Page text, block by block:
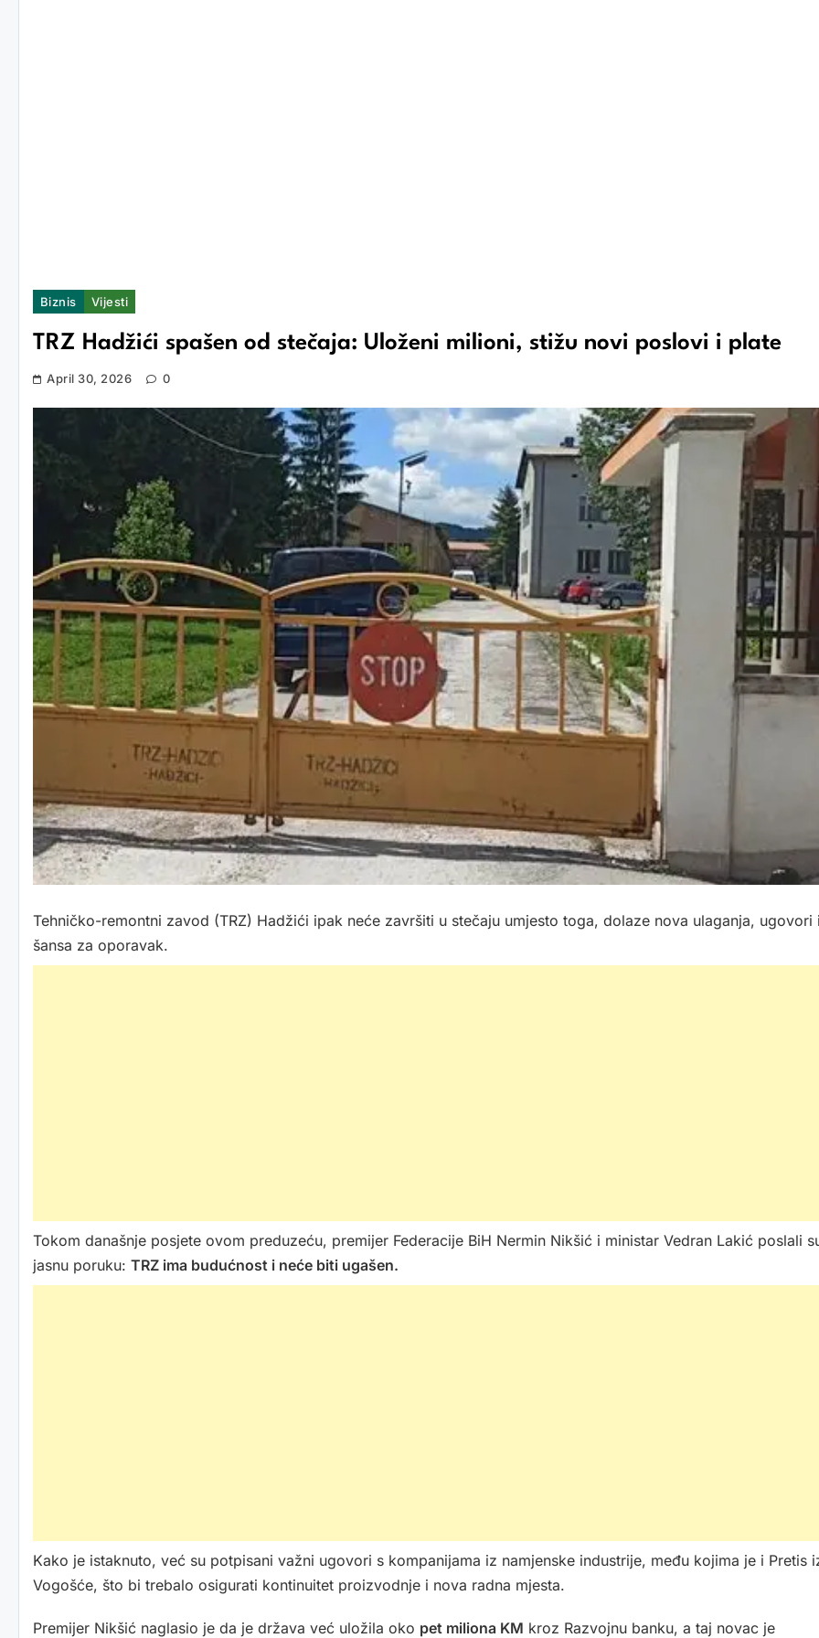
Biznis Vijesti
TRZ Hadžići spašen od stečaja: Uloženi milioni, stižu novi poslovi i plate
April 30, 2026 0
Tehničko-remontni zavod (TRZ) Hadžići ipak neće završiti u stečaju umjesto toga, dolaze nova ulaganja, ugovori
šansa za oporavak.
Tokom današnje posjete ovom preduzeću, premijer Federacije BiH Nermin Nikšić i ministar Vedran Lakić poslali
jasnu poruku: TRZ ima budućnost i neće biti ugašen.
Kako je istaknuto, već su potpisani važni ugovori s kompanijama iz namjenske industrije, među kojima je i Pretis
Vogošće, što bi trebalo osigurati kontinuitet proizvodnje i nova radna mjesta.
Premijer Nikšić naglasio je da je država već uložila oko pet miliona KM kroz Razvojnu banku, a taj novac je